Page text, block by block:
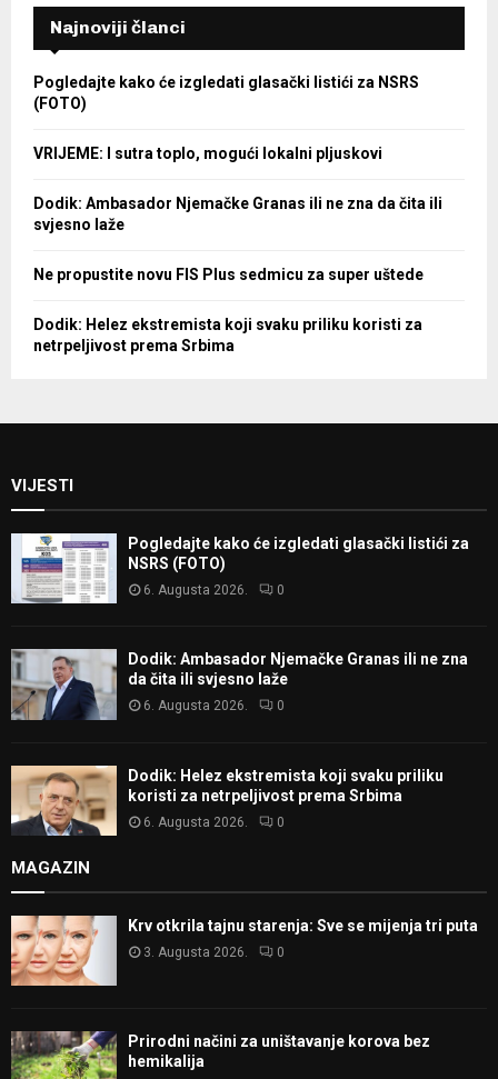
Najnoviji članci
Pogledajte kako će izgledati glasački listići za NSRS
(FOTO)
VRIJEME: I sutra toplo, mogući lokalni pljuskovi
Dodik: Ambasador Njemačke Granas ili ne zna da čita ili
svjesno laže
Ne propustite novu FIS Plus sedmicu za super uštede
Dodik: Helez ekstremista koji svaku priliku koristi za
netrpeljivost prema Srbima
VIJESTI
Pogledajte kako će izgledati glasački listići za
NSRS (FOTO)
6. Augusta 2026. 0
Dodik: Ambasador Njemačke Granas ili ne zna
da čita ili svjesno laže
6. Augusta 2026. 0
Dodik: Helez ekstremista koji svaku priliku
koristi za netrpeljivost prema Srbima
6. Augusta 2026. 0
MAGAZIN
Krv otkrila tajnu starenja: Sve se mijenja tri puta
3. Augusta 2026. 0
Prirodni načini za uništavanje korova bez
hemikalija